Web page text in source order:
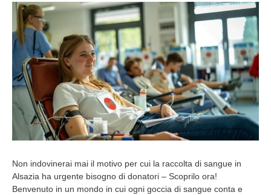
Non indovinerai mai il motivo per cui la raccolta di sangue in
Alsazia ha urgente bisogno di donatori – Scoprilo ora!
Benvenuto in un mondo in cui ogni goccia di sangue conta e